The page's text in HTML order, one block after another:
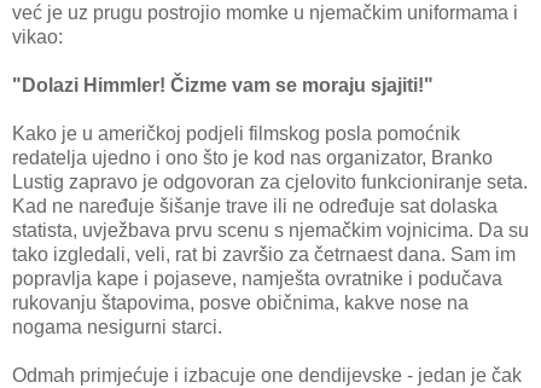
već je uz prugu postrojio momke u njemačkim uniformama i
vikao:
"Dolazi Himmler! Čizme vam se moraju sjajiti!"
Kako je u američkoj podjeli filmskog posla pomoćnik
redatelja ujedno i ono što je kod nas organizator, Branko
Lustig zapravo je odgovoran za cjelovito funkcioniranje seta.
Kad ne naređuje šišanje trave ili ne određuje sat dolaska
statista, uvježbava prvu scenu s njemačkim vojnicima. Da su
tako izgledali, veli, rat bi završio za četrnaest dana. Sam im
popravlja kape i pojaseve, namješta ovratnike i podučava
rukovanju štapovima, posve običnima, kakve nose na
nogama nesigurni starci.
Odmah primjećuje i izbacuje one dendijevske - jedan je čak